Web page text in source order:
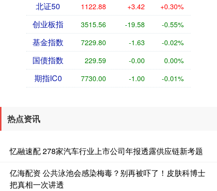
北证50 1122.88 +3.42 +0.30%
创业板指 3515.56 -19.58 -0.55%
基金指数 7229.80 -1.63 -0.02%
国债指数 229.59 -0.00 0.00%
期指IC0 7730.00 -1.00 -0.01%
热点资讯
忆融速配 278家汽车行业上市公司年报透露供应链新考题
亿海配资 公共泳池会感染梅毒？别再被吓了！皮肤科博士
把真相一次讲透